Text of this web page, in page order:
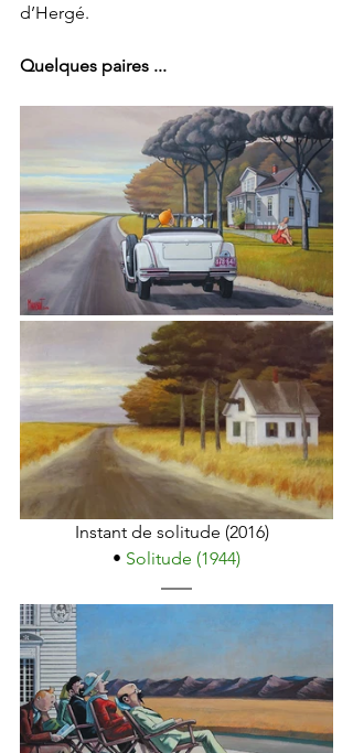
d’Hergé.
Quelques paires ...
Instant de solitude (2016)
• Solitude (1944)